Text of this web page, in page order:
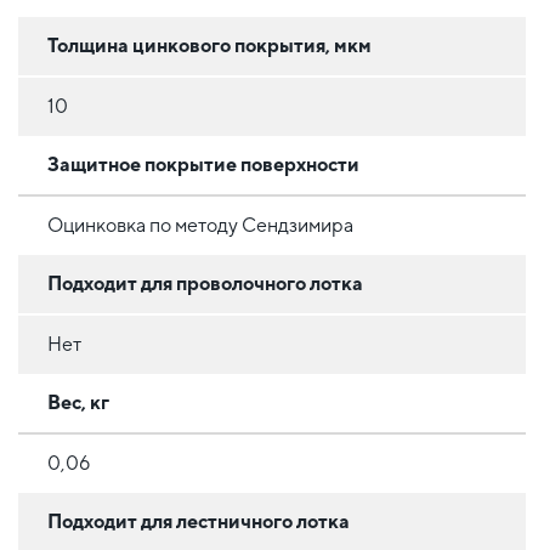
Толщина цинкового покрытия, мкм
10
Защитное покрытие поверхности
Оцинковка по методу Сендзимира
Подходит для проволочного лотка
Нет
Вес, кг
0,06
Подходит для лестничного лотка